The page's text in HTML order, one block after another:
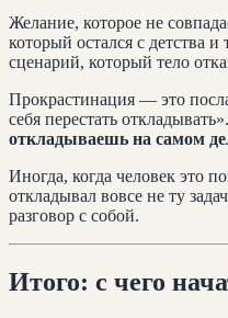
Желание, которое не
который остался с детства
сценарий, который тело
Прокрастинация — это
себя перестать
откладываешь на самом
Иногда, когда человек это
откладывал вовсе не ту
разговор с собой.
Итого: с чего